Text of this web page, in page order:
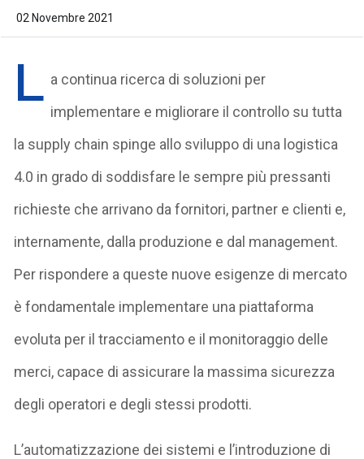
02 Novembre 2021
L a continua ricerca di soluzioni per
implementare e migliorare il controllo su tutta
la supply chain spinge allo sviluppo di una logistica
4.0 in grado di soddisfare le sempre più pressanti
richieste che arrivano da fornitori, partner e clienti e,
internamente, dalla produzione e dal management.
Per rispondere a queste nuove esigenze di mercato
è fondamentale implementare una piattaforma
evoluta per il tracciamento e il monitoraggio delle
merci, capace di assicurare la massima sicurezza
degli operatori e degli stessi prodotti.
L’automatizzazione dei sistemi e l’introduzione di